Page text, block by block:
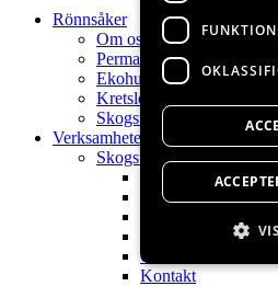
Rönnsåker
Om oss
Permakulturdesign
Ekohuset
Kretslopp
Skogsträdgård
Verksamheter
Skogsträdgårdens växter
Visningsträdgård
Om oss
Kontakt